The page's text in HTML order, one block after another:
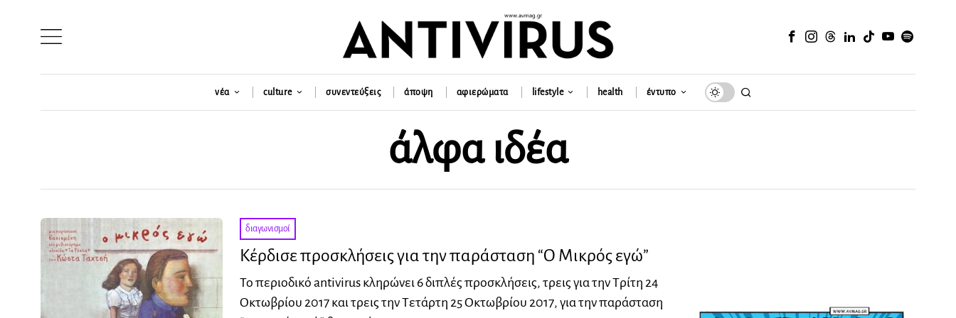
νέα culture συνεντεύξεις άποψη αφιερώματα lifestyle health έντυπο
άλφα ιδέα
διαγωνισμοί
Κέρδισε προσκλήσεις για την παράσταση “Ο Μικρός εγώ”
Το περιοδικό antivirus κληρώνει 6 διπλές προσκλήσεις, τρεις για την Τρίτη 24
Οκτωβρίου 2017 και τρεις την Τετάρτη 25 Οκτωβρίου 2017, για την παράσταση